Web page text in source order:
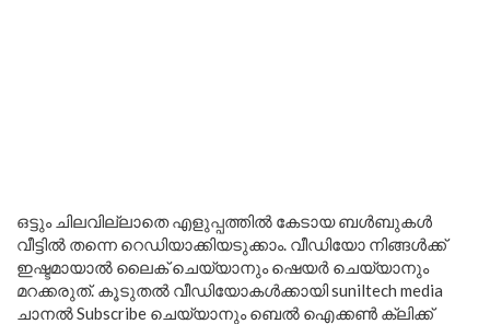
ഒട്ടും ചിലവില്ലാതെ എളുപ്പത്തിൽ കേടായ ബൾബുകൾ
വീട്ടിൽ തന്നെ റെഡിയാക്കിയടുക്കാം. വീഡിയോ നിങ്ങൾക്ക്
ഇഷ്ടമായാൽ ലൈക്‌ ചെയ്യാനും ഷെയർ ചെയ്യാനും
മറക്കരുത്. കൂടുതല്‍ വീഡിയോകള്‍ക്കായി suniltech media
ചാനല്‍ Subscribe ചെയ്യാനും ബെൽ ഐക്കൺ ക്ലിക്ക്